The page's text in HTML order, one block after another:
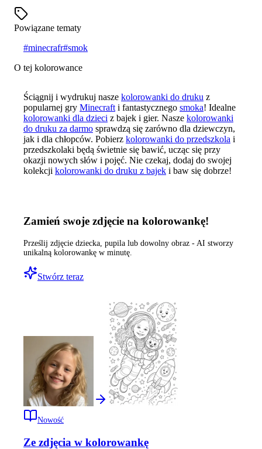
Powiązane tematy
#minecrafr#smok
O tej kolorowance
Ściągnij i wydrukuj nasze kolorowanki do druku z
popularnej gry Minecraft i fantastycznego smoka! Idealne
kolorowanki dla dzieci z bajek i gier. Nasze kolorowanki
do druku za darmo sprawdzą się zarówno dla dziewczyn,
jak i dla chłopców. Pobierz kolorowanki do przedszkola i
przedszkolaki będą świetnie się bawić, ucząc się przy
okazji nowych słów i pojęć. Nie czekaj, dodaj do swojej
kolekcji kolorowanki do druku z bajek i baw się dobrze!
Zamień swoje zdjęcie na kolorowankę!
Prześlij zdjęcie dziecka, pupila lub dowolny obraz - AI stworzy
unikalną kolorowankę w minutę.
Stwórz teraz
Nowość
Ze zdjęcia w kolorowankę